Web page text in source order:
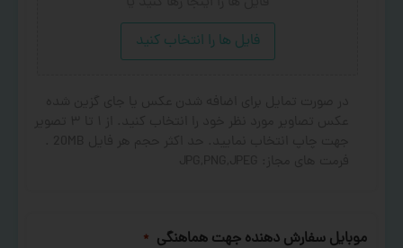
فایل ها را انتخاب کنید
موبایل سفارش دهنده جهت هماهنگی *